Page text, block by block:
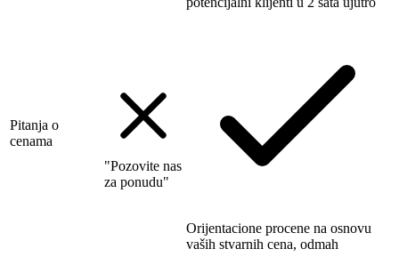
Pitanja o
cenama
"Pozovite nas
za ponudu"
Orijentacione procene na osnovu
vaših stvarnih cena, odmah